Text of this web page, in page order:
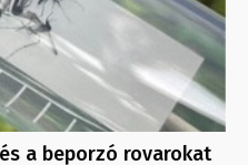
a beporzó rovarokat